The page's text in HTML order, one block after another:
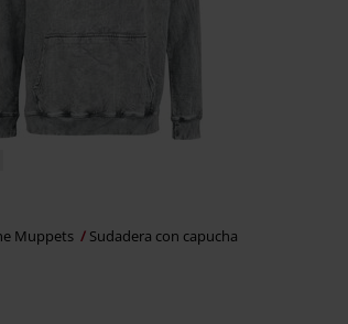
Muppets Sudadera con capucha